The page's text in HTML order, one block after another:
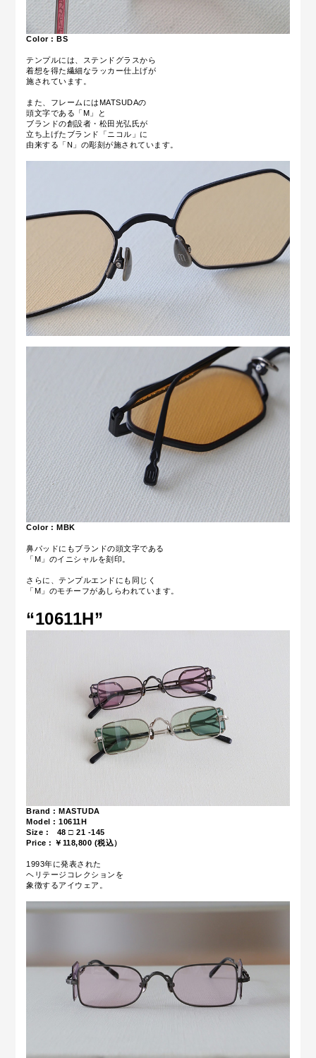
Color : BS
テンプルには、ステンドグラスから
着想を得た繊細なラッカー仕上げが
施されています。
また、フレームにはMATSUDAの
頭文字である「M」と
ブランドの創設者・松田光弘氏が
立ち上げたブランド「ニコル」に
由来する「N」の彫刻が施されています。
Color : MBK
鼻パッドにもブランドの頭文字である
「M」のイニシャルを刻印。
さらに、テンプルエンドにも同じく
「M」のモチーフがあしらわれています。
“10611H”
Brand : MASTUDA
Model : 10611H
Size : 48 □ 21 -145
Price : ￥118,800 (税込）
1993年に発表された
ヘリテージコレクションを
象徴するアイウェア。